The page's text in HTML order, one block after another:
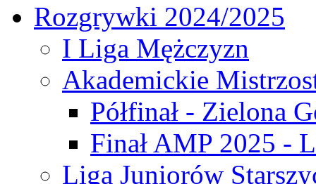
Rozgrywki 2024/2025
I Liga Mężczyzn
Akademickie
Półfinał - Zielona
Finał AMP 2025 -
Liga Juniorów